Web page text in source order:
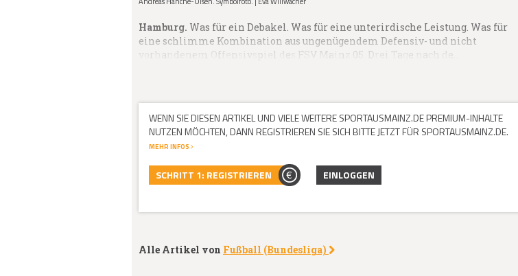
Hamburg. Was für ein Debakel. Was für eine unterirdische Leistung. Was für
eine schlimme Kombination aus ungenügendem Defensiv- und nicht
vorhandenem Offensivspiel des FSV Mainz 05. Drei Tage nach de…
WENN SIE DIESEN ARTIKEL UND VIELE WEITERE SPORTAUSMAINZ.DE PREMIUM-INHALTE
NUTZEN MÖCHTEN, DANN REGISTRIEREN SIE SICH BITTE JETZT FÜR SPORTAUSMAINZ.DE.
MEHR INFOS
SCHRITT 1: REGISTRIEREN EINLOGGEN
Alle Artikel von Fußball (Bundesliga)